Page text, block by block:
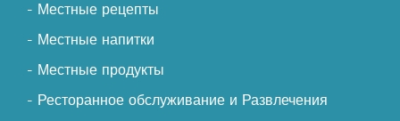
- Местные рецепты
- Местные напитки
- Местные продукты
- Ресторанное обслуживание и Развлечения